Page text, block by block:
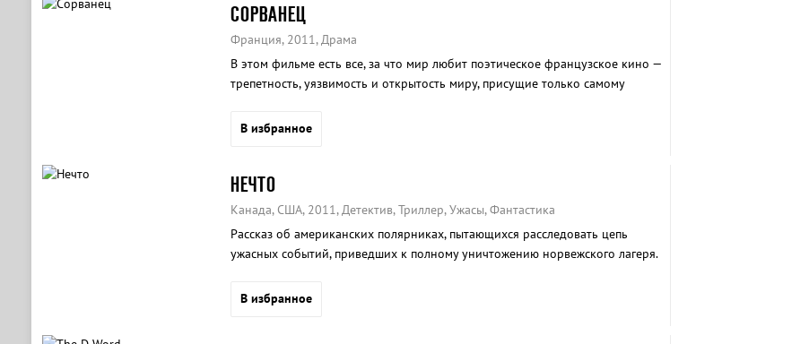
СОРВАНЕЦ
Франция, 2011, Драма
В этом фильме есть все, за что мир любит поэтическое французское кино —
трепетность, уязвимость и открытость миру, присущие только самому
В избранное
НЕЧТО
Канада, США, 2011, Детектив, Триллер, Ужасы, Фантастика
Рассказ об американских полярниках, пытающихся расследовать цепь
ужасных событий, приведших к полному уничтожению норвежского лагеря.
В избранное